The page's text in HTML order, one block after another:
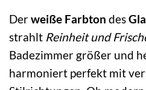
Derweiße Farbton des
strahlt Reinheit und
Badezimmer größer und
harmoniert perfekt mit